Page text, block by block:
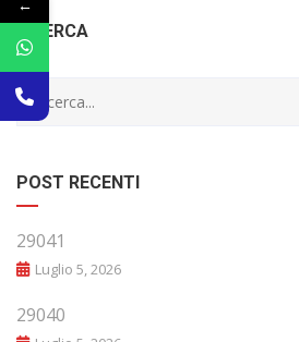
RICERCA
POST RECENTI
29041
Luglio 5, 2026
29040
←